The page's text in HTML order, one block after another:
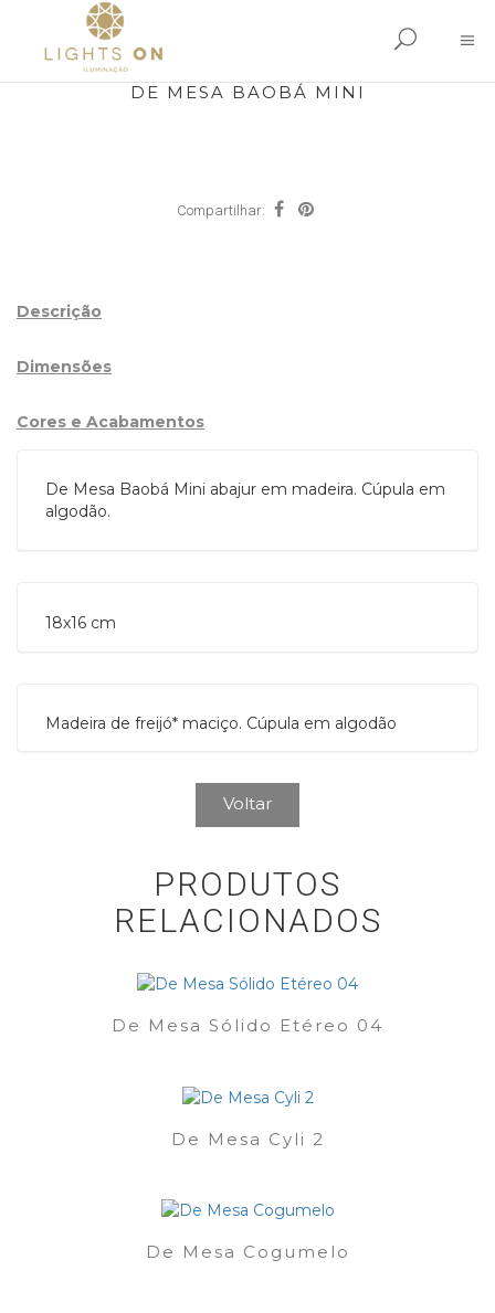
DE MESA BAOBÁ MINI
Compartilhar:
Descrição
Dimensões
Cores e Acabamentos
De Mesa Baobá Mini abajur em madeira. Cúpula em
algodão.
18x16 cm
Madeira de freijó* maciço. Cúpula em algodão
Voltar
PRODUTOS
RELACIONADOS
De Mesa Sólido Etéreo 04
De Mesa Cyli 2
De Mesa Cogumelo